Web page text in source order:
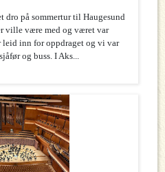
dro på sommertur til Haugesund
ville være med og været var
leid inn for oppdraget og vi var
og buss. I Aks...